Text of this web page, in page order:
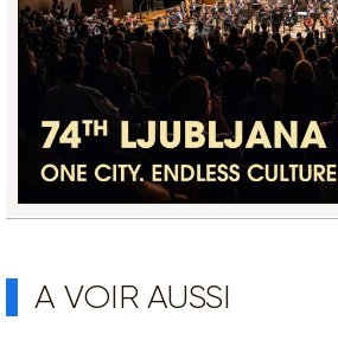
A VOIR AUSSI